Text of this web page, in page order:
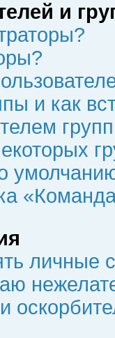
и
и как
личные